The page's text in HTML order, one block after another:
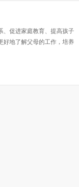
、促进家庭教育、提高孩子
好地了解父母的工作，培养
互动。 一、活动介绍 •参